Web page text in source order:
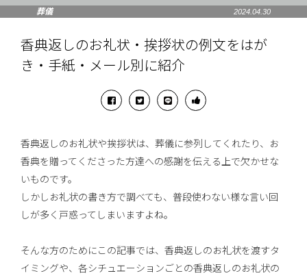
葬儀 2024.04.30
香典返しのお礼状・挨拶状の例文をはが
き・手紙・メール別に紹介
香典返しのお礼状や挨拶状は、葬儀に参列してくれたり、お
香典を贈ってくださった方達への感謝を伝える上で欠かせな
いものです。
しかしお礼状の書き方で調べても、普段使わない様な言い回
しが多く戸惑ってしまいますよね。
そんな方のためにこの記事では、香典返しのお礼状を渡すタ
イミングや、各シチュエーションごとの香典返しのお礼状の